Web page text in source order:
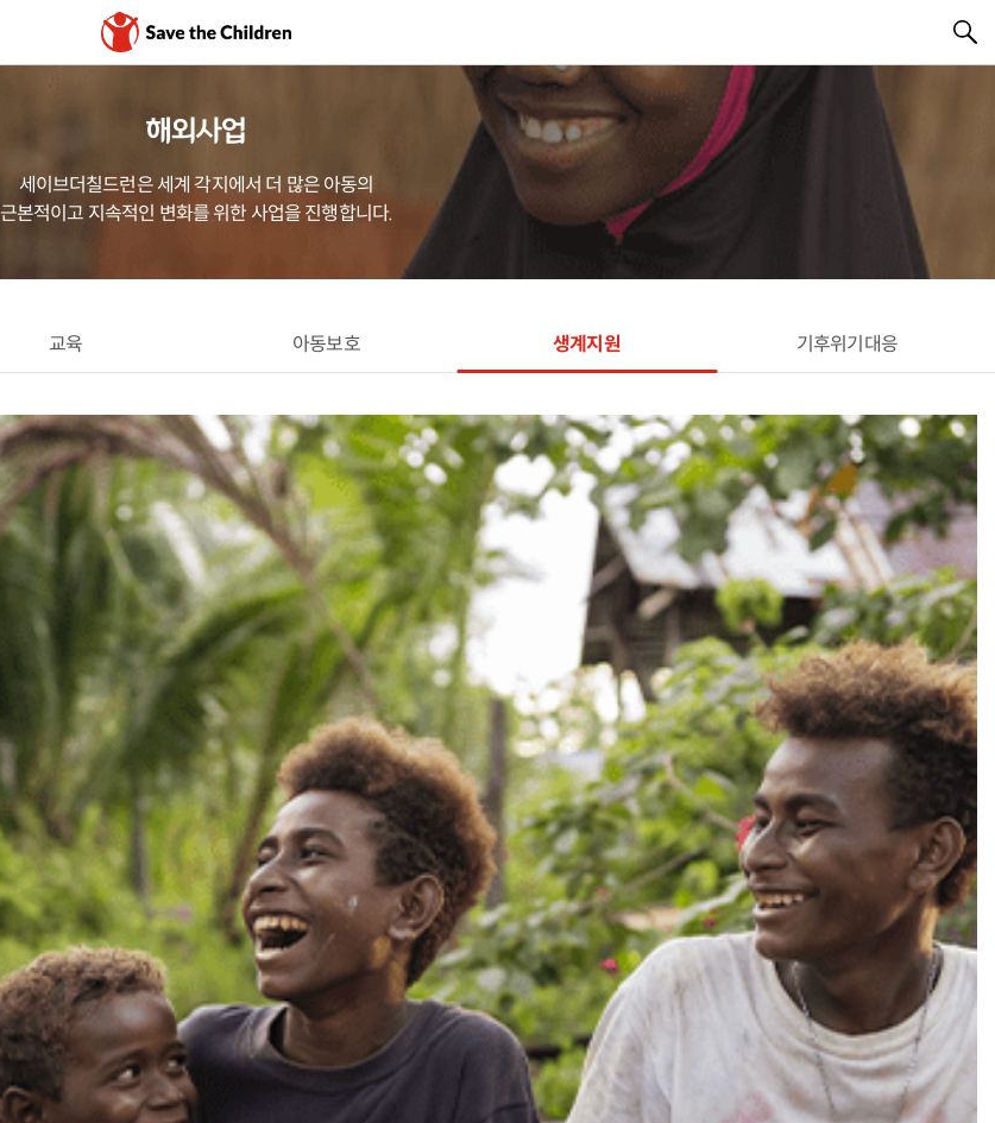
해외사업
세이브더칠드런은 세계 각지에서 더 많은 아동의
근본적이고 지속적인 변화를 위한 사업을 진행합니다.
교육 아동보호 생계지원 기후위기대응